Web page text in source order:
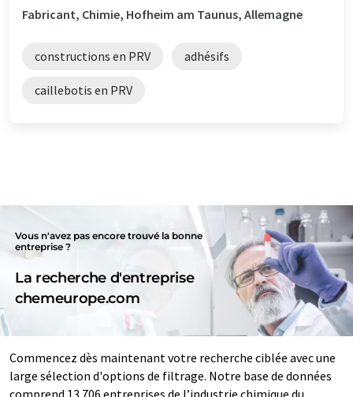
Fabricant, Chimie, Hofheim am Taunus, Allemagne
constructions en PRV adhésifs
caillebotis en PRV
Vous n'avez pas encore trouvé la bonne
entreprise ?
La recherche d'entreprise
chemeurope.com
Commencez dès maintenant votre recherche ciblée avec une
large sélection d'options de filtrage. Notre base de données
comprend 13.706 entreprises de l’industrie chimique du